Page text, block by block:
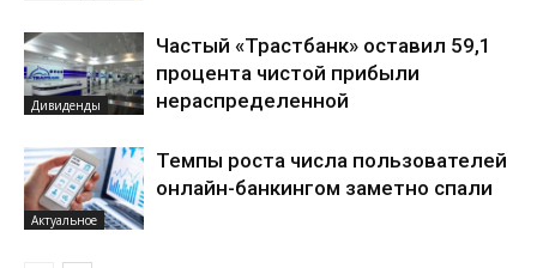
Дивиденды
Частый «Трастбанк» оставил 59,1
процента чистой прибыли
нераспределенной
Актуальное
Темпы роста числа пользователей
онлайн-банкингом заметно спали